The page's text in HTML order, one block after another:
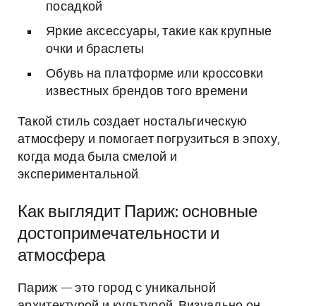
посадкой
Яркие аксессуары, такие как крупные
очки и браслеты
Обувь на платформе или кроссовки
известных брендов того времени
Такой стиль создает ностальгическую
атмосферу и помогает погрузиться в эпоху,
когда мода была смелой и
экспериментальной.
Как выглядит Париж: основные
достопримечательности и
атмосфера
Париж — это город с уникальной